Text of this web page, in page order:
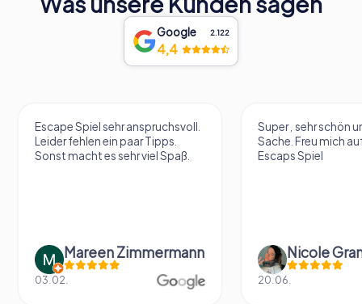
Google 2.122
4,4
Escape Spiel sehr anspruchsvoll.
Leider fehlen ein paar Tipps.
Sonst macht es sehr viel Spaß.
Mareen Zimmermann
03.02.
Super , sehr schön
Sache. Freu mich
Escaps Spiel
Nicole
20.06.